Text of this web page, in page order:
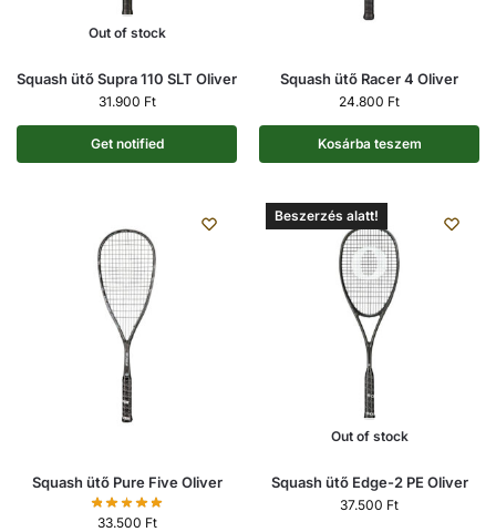
Out of stock
Squash ütő Supra 110 SLT Oliver
31.900 Ft
Get notified
Squash ütő Racer 4 Oliver
24.800 Ft
Kosárba teszem
Squash ütő Pure Five Oliver
33.500 Ft
Out of stock
Beszerzés alatt!
Squash ütő Edge-2 PE Oliver
37.500 Ft